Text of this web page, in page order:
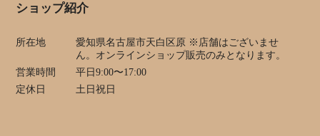
ショップ紹介
所在地
愛知県名古屋市天白区原 ※店舗はございませ
ん。オンラインショップ販売のみとなります。
営業時間
平日9:00〜17:00
定休日
土日祝日